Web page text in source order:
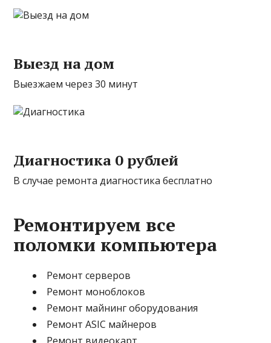
Выезд на дом
Выезжаем через 30 минут
Диагностика 0 рублей
В случае ремонта диагностика бесплатно
Ремонтируем все
поломки компьютера
Ремонт серверов
Ремонт моноблоков
Ремонт майнинг оборудования
Ремонт ASIC майнеров